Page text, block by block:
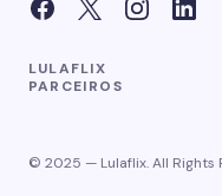
LULAFLIX
PARCEIROS
© 2025 — Lulaflix. All Rights